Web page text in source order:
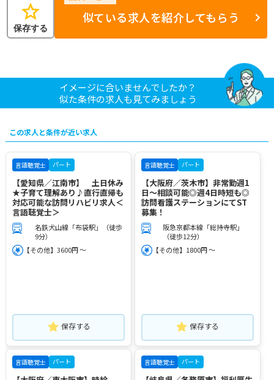
star
保存する
似ている求人を紹介してもらう
イメージに合いませんでしたか？
似た条件の求人も見てみましょう
この求人と条件が近い求人
言語聴覚士 パート
【愛知県／江南市】 土日休み
★子育て理解あり♪直行直帰も
対応可能な訪問リハビリ求人＜
言語聴覚士＞
名鉄犬山線「布袋駅」（徒歩
9分）
【その他】3600円 ～
保存する
言語聴覚士 パート
【大阪府／茨木市】非常勤週1
日～相談可能◎週4日時短も◎
訪問看護ステーションにてST
募集！
阪急京都本線「総持寺駅」
（徒歩12分）
【その他】1800円 ～
保存する
言語聴覚士 パート 言語聴覚士 パート